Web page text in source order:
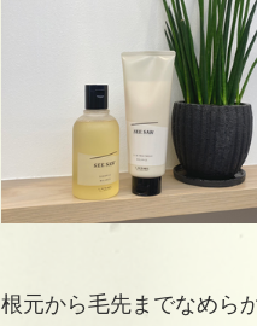
根元から毛先までなめら